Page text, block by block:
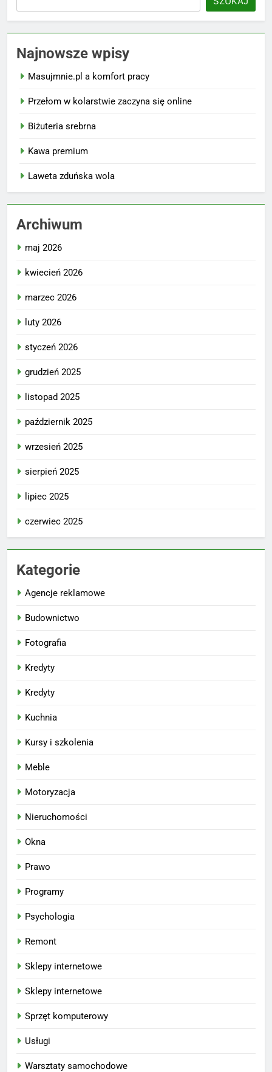
Najnowsze wpisy
Masujmnie.pl a komfort pracy
Przełom w kolarstwie zaczyna się online
Biżuteria srebrna
Kawa premium
Laweta zduńska wola
Archiwum
maj 2026
kwiecień 2026
marzec 2026
luty 2026
styczeń 2026
grudzień 2025
listopad 2025
październik 2025
wrzesień 2025
sierpień 2025
lipiec 2025
czerwiec 2025
Kategorie
Agencje reklamowe
Budownictwo
Fotografia
Kredyty
Kredyty
Kuchnia
Kursy i szkolenia
Meble
Motoryzacja
Nieruchomości
Okna
Prawo
Programy
Psychologia
Remont
Sklepy internetowe
Sklepy internetowe
Sprzęt komputerowy
Usługi
Warsztaty samochodowe